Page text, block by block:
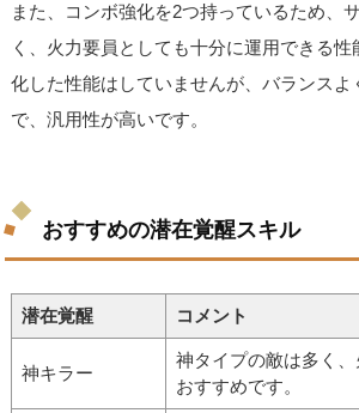
また、コンボ強化を2つ持っているため、
く、火力要員としても十分に運用できる
化した性能はしていませんが、バランスよ
で、汎用性が高いです。
おすすめの潜在覚醒スキル
潜在覚醒 コメント
神キラー
神タイプの敵は多く
おすすめです。